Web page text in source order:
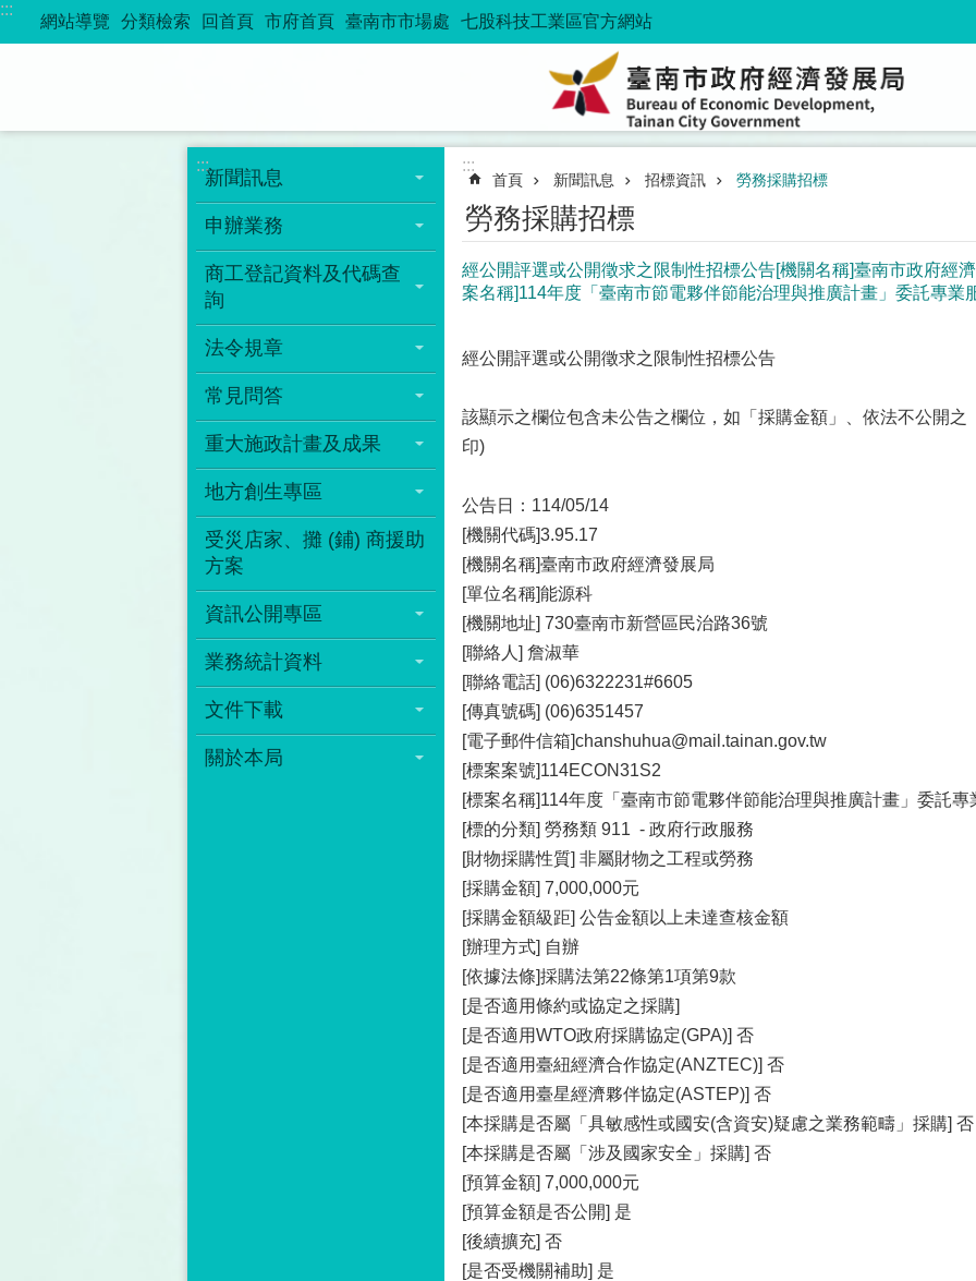
跳到主要內容區塊
:::
網站導覽 分類檢索 回首頁 市府首頁 臺南市市場處 七股科技工業區官方網站
:::
新聞訊息
申辦業務
商工登記資料及代碼查
詢
法令規章
常見問答
重大施政計畫及成果
地方創生專區
受災店家、攤 (鋪) 商援助
方案
資訊公開專區
業務統計資料
文件下載
關於本局
:::
首頁 新聞訊息 招標資訊 勞務採購招標
勞務採購招標
經公開評選或公開徵求之限制性招標公告[機關名稱]臺南市政府經
案名稱]114年度「臺南市節電夥伴節能治理與推廣計畫」委託專業
經公開評選或公開徵求之限制性招標公告
該顯示之欄位包含未公告之欄位，如「採購金額」、依法不公開
印)
公告日：114/05/14
[機關代碼]3.95.17
[機關名稱]臺南市政府經濟發展局
[單位名稱]能源科
[機關地址] 730臺南市新營區民治路36號
[聯絡人] 詹淑華
[聯絡電話] (06)6322231#6605
[傳真號碼] (06)6351457
[電子郵件信箱]chanshuhua@mail.tainan.gov.tw
[標案案號]114ECON31S2
[標案名稱]114年度「臺南市節電夥伴節能治理與推廣計畫」委託專
[標的分類] 勞務類 911 - 政府行政服務
[財物採購性質] 非屬財物之工程或勞務
[採購金額] 7,000,000元
[採購金額級距] 公告金額以上未達查核金額
[辦理方式] 自辦
[依據法條]採購法第22條第1項第9款
[是否適用條約或協定之採購]
[是否適用WTO政府採購協定(GPA)] 否
[是否適用臺紐經濟合作協定(ANZTEC)] 否
[是否適用臺星經濟夥伴協定(ASTEP)] 否
[本採購是否屬「具敏感性或國安(含資安)疑慮之業務範疇」採購] 否
[本採購是否屬「涉及國家安全」採購] 否
[預算金額] 7,000,000元
[預算金額是否公開] 是
[後續擴充] 否
[是否受機關補助] 是